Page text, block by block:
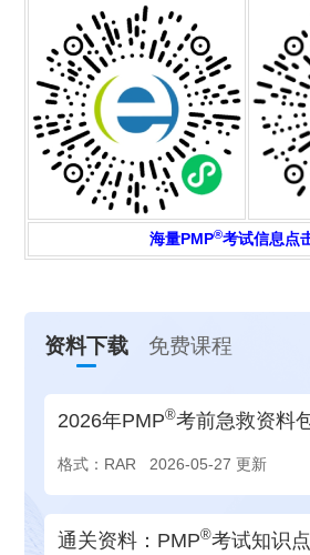
海量PMP®考试信息点
资料下载 免费课程
2026年PMP®考前急救资料
格式：RAR 2026-05-27 更新
通关资料：PMP®考试知识